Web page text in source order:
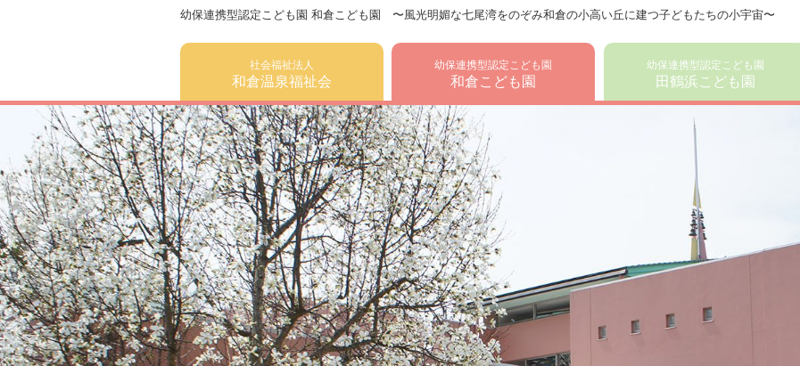
幼保連携型認定こども園 和倉こども園 〜風光明媚な七尾湾をのぞみ和倉の小高い丘に建つ子どもたちの小宇宙〜
社会福祉法人
和倉温泉福祉会
幼保連携型認定こども園
和倉こども園
幼保連携型認定こども園
田鶴浜こども園